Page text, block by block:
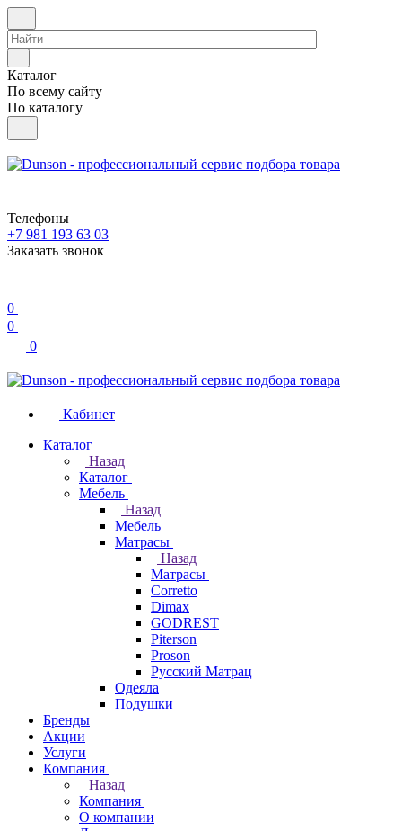
Каталог
По всему сайту
По каталогу
Телефоны
+7 981 193 63 03
Заказать звонок
0
0
0
Кабинет
Каталог
Назад
Каталог
Мебель
Назад
Мебель
Матрасы
Назад
Матрасы
Corretto
Dimax
GODREST
Piterson
Proson
Русский Матрац
Одеяла
Подушки
Бренды
Акции
Услуги
Компания
Назад
Компания
О компании